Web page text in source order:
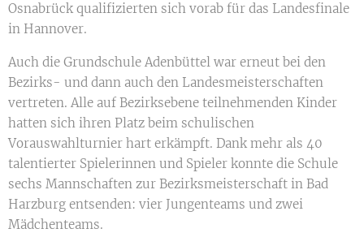
Osnabrück qualifizierten sich vorab für das Landesfinale
in Hannover.
Auch die Grundschule Adenbüttel war erneut bei den
Bezirks- und dann auch den Landesmeisterschaften
vertreten. Alle auf Bezirksebene teilnehmenden Kinder
hatten sich ihren Platz beim schulischen
Vorauswahlturnier hart erkämpft. Dank mehr als 40
talentierter Spielerinnen und Spieler konnte die Schule
sechs Mannschaften zur Bezirksmeisterschaft in Bad
Harzburg entsenden: vier Jungenteams und zwei
Mädchenteams.